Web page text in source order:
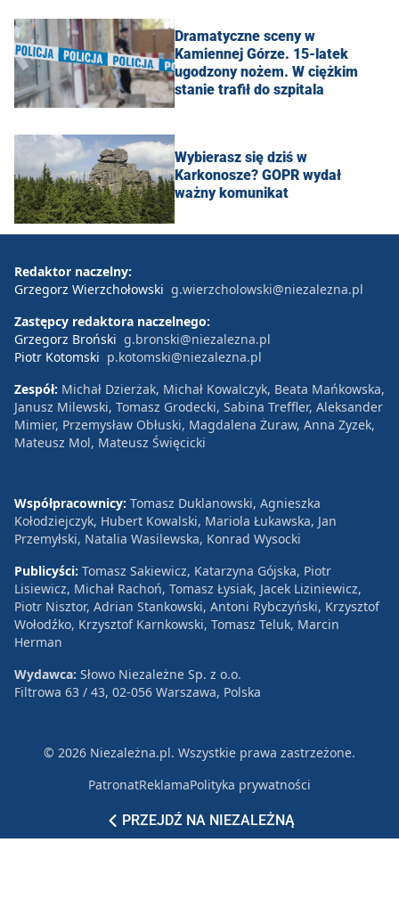
Dramatyczne sceny w
Kamiennej Górze. 15-latek
ugodzony nożem. W ciężkim
stanie trafił do szpitala
Wybierasz się dziś w
Karkonosze? GOPR wydał
ważny komunikat
PRZEJDŹ NA NIEZALEŻNĄ
Redaktor naczelny:
Grzegorz Wierzchołowski g.wierzcholowski@niezalezna.pl
Zastępcy redaktora naczelnego:
Grzegorz Broński g.bronski@niezalezna.pl
Piotr Kotomski p.kotomski@niezalezna.pl
Zespół: Michał Dzierżak, Michał Kowalczyk, Beata Mańkowska,
Janusz Milewski, Tomasz Grodecki, Sabina Treffler, Aleksander
Mimier, Przemysław Obłuski, Magdalena Żuraw, Anna Zyzek,
Mateusz Mol, Mateusz Święcicki
Współpracownicy: Tomasz Duklanowski, Agnieszka
Kołodziejczyk, Hubert Kowalski, Mariola Łukawska, Jan
Przemyłski, Natalia Wasilewska, Konrad Wysocki
Publicyści: Tomasz Sakiewicz, Katarzyna Gójska, Piotr
Lisiewicz, Michał Rachoń, Tomasz Łysiak, Jacek Liziniewicz,
Piotr Nisztor, Adrian Stankowski, Antoni Rybczyński, Krzysztof
Wołodźko, Krzysztof Karnkowski, Tomasz Teluk, Marcin
Herman
Wydawca: Słowo Niezależne Sp. z o.o.
Filtrowa 63 / 43, 02-056 Warszawa, Polska
© 2026 Niezależna.pl. Wszystkie prawa zastrzeżone.
PatronatReklamaPolityka prywatności